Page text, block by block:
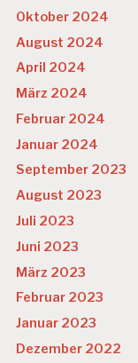
R
E
S
T
IE
T
EI
Z
EI
A
R
EI
Oktober 2024
August 2024
April 2024
März 2024
Februar 2024
Januar 2024
September 2023
August 2023
Juli 2023
Juni 2023
März 2023
Februar 2023
Januar 2023
Dezember 2022